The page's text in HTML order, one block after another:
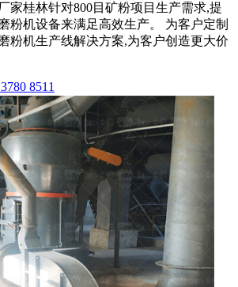
家桂林针对800目矿粉项目生产需求,提
粉机设备来满足高效生产。 为客户定制
粉机生产线解决方案,为客户创造更大价
8511